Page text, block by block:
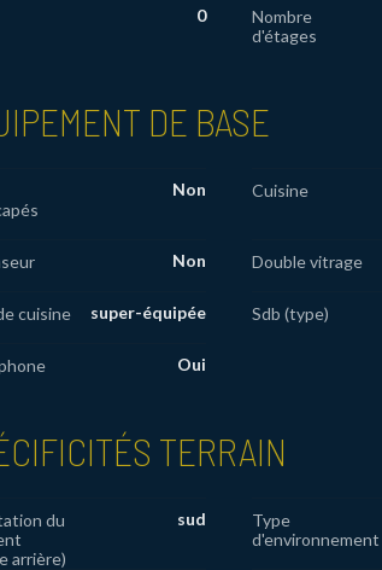
0
Nombre
d'étages
DE BASE
Non Cuisine
Non Double vitrage
cuisine
super-équipée Sdb (type)
Oui
TERRAIN
du
arrière)
sud
Type
d'environnement